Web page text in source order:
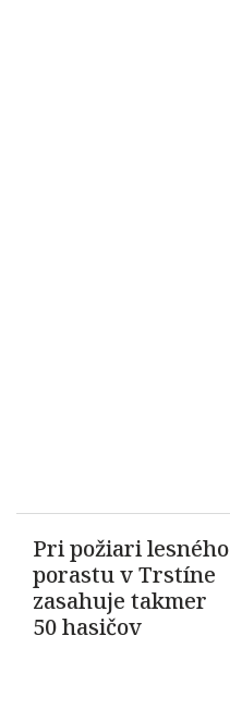
Pri požiari lesného
porastu v Trstíne
zasahuje takmer
50 hasičov